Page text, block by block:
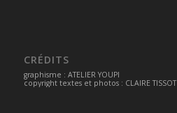
CRÉDITS
graphisme : ATELIER YOUPI
copyright textes et photos : CLAIRE TISSOT